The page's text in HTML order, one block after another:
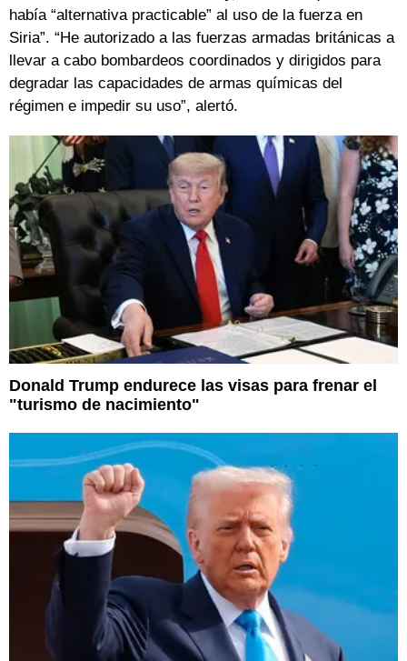
había “alternativa practicable” al uso de la fuerza en
Siria”. “He autorizado a las fuerzas armadas británicas a
llevar a cabo bombardeos coordinados y dirigidos para
degradar las capacidades de armas químicas del
régimen e impedir su uso”, alertó.
Donald Trump endurece las visas para frenar el
"turismo de nacimiento"